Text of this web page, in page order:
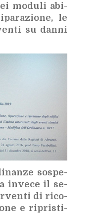
mo­du­li abi­
le
su dan­ni
so­spe­
in­ve­ce il se­
di ri­co­
e ri­pri­sti­